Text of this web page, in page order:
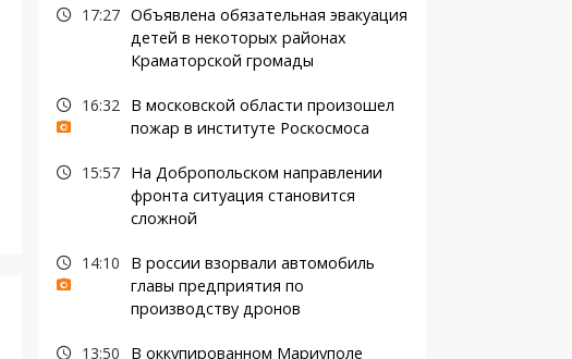
17:27 Объявлена обязательная эвакуация
детей в некоторых районах
Краматорской громады
16:32
В московской области произошел
пожар в институте Роскосмоса
15:57
На Добропольском направлении
фронта ситуация становится
сложной
14:10
В россии взорвали автомобиль
главы предприятия по
производству дронов
13:50
В оккупированном Мариуполе